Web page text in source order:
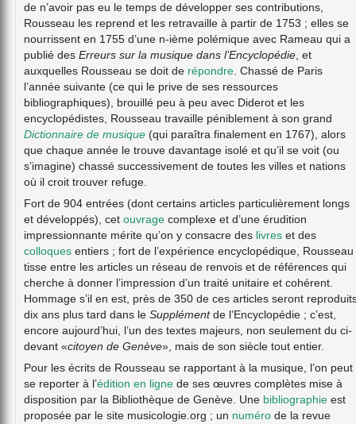
de n’avoir pas eu le temps de développer ses contributions,
Rousseau les reprend et les retravaille à partir de 1753 ; elles se
nourrissent en 1755 d’une n-ième polémique avec Rameau qui a
publié des Erreurs sur la musique dans l’Encyclopédie , et
auxquelles Rousseau se doit de répondre . Chassé de Paris
l’année suivante (ce qui le prive de ses ressources
bibliographiques), brouillé peu à peu avec Diderot et les
encyclopédistes, Rousseau travaille péniblement à son grand
Dictionnaire de musique (qui paraîtra finalement en 1767), alors
que chaque année le trouve davantage isolé et qu’il se voit (ou
s’imagine) chassé successivement de toutes les villes et nations
où il croit trouver refuge.
Fort de 904 entrées (dont certains articles particulièrement longs
et développés), cet ouvrage complexe et d’une érudition
impressionnante mérite qu’on y consacre des livres et des
colloques entiers ; fort de l’expérience encyclopédique, Rousseau
tisse entre les articles un réseau de renvois et de références qui
cherche à donner l’impression d’un traité unitaire et cohérent.
Hommage s’il en est, près de 350 de ces articles seront
dix ans plus tard dans le Supplémentde l’Encyclopédie ; c’est,
encore aujourd’hui, l’un des textes majeurs, non seulement du ci-
devant «citoyen de Genève», mais de son siècle tout entier.
Pour les écrits de Rousseau se rapportant à la musique, l’on peut
se reporter à l’édition en ligne de ses œuvres complètes mise à
disposition par la Bibliothèque de Genève. Une bibliographie est
proposée par le site musicologie.org ; un numéro de la revue